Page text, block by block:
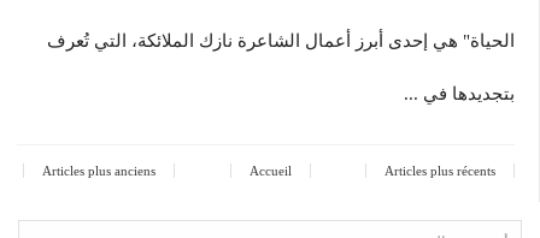
الحياة" هي إحدى أبرز أعمال الشاعرة نازك الملائكة، التي تُعرف
بتجديدها في ...
Articles plus récents
Articles plus anciens Accueil